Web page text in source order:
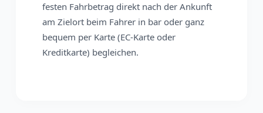
festen Fahrbetrag direkt nach der Ankunft
am Zielort beim Fahrer in bar oder ganz
bequem per Karte (EC-Karte oder
Kreditkarte) begleichen.